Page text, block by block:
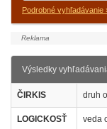
Podrobné vyhľadávanie
Výsledky
ČIRKIS druh
LOGICKOSŤ veda